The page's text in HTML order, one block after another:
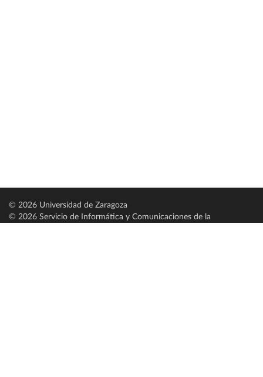
© 2026 Universidad de Zaragoza
© 2026 Servicio de Informática y Comunicaciones de la